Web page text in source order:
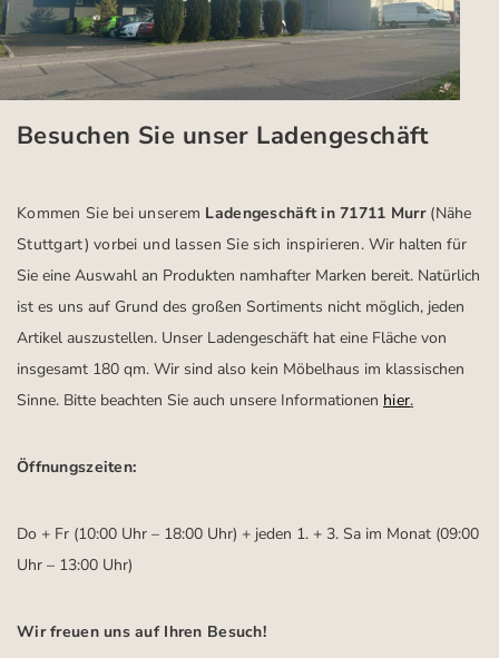
Besuchen Sie unser Ladengeschäft
Kommen Sie bei unserem Ladengeschäft in 71711 Murr (Nähe
Stuttgart) vorbei und lassen Sie sich inspirieren.Wir halten für
Sie eine Auswahl an Produkten namhafter Marken bereit. Natürlich
ist es uns auf Grund des großen Sortiments nicht möglich, jeden
Artikel auszustellen. Unser Ladengeschäft hat eine Fläche von
insgesamt 180 qm. Wir sind also kein Möbelhaus im klassischen
Sinne. Bitte beachten Sie auch unsere Informationen hier.
Öffnungszeiten:
Do + Fr (10:00 Uhr – 18:00 Uhr) + jeden 1. + 3. Sa im Monat (09:00
Uhr – 13:00 Uhr)
Wir freuen uns auf Ihren Besuch!